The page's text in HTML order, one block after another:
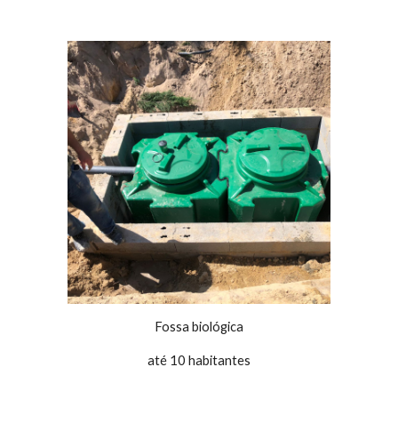
Fossa biológica
até 10 habitantes